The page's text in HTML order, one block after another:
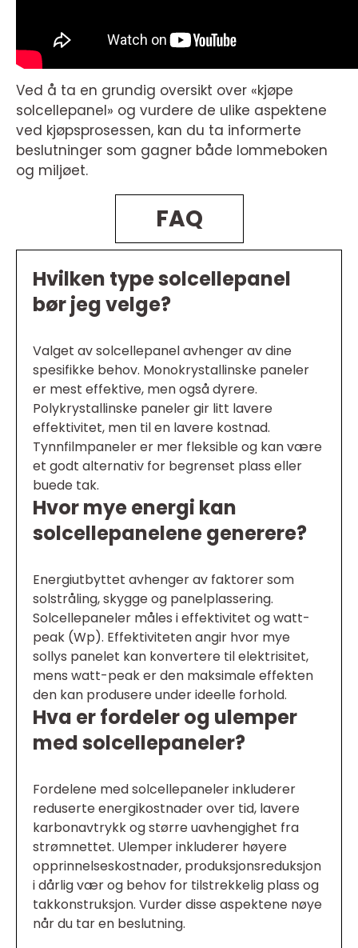
Ved å ta en grundig oversikt over «kjøpe
solcellepanel» og vurdere de ulike aspektene
ved kjøpsprosessen, kan du ta informerte
beslutninger som gagner både lommeboken
og miljøet.
FAQ
Hvilken type solcellepanel
bør jeg velge?
Valget av solcellepanel avhenger av dine
spesifikke behov. Monokrystallinske paneler
er mest effektive, men også dyrere.
Polykrystallinske paneler gir litt lavere
effektivitet, men til en lavere kostnad.
Tynnfilmpaneler er mer fleksible og kan være
et godt alternativ for begrenset plass eller
buede tak.
Hvor mye energi kan
solcellepanelene generere?
Energiutbyttet avhenger av faktorer som
solstråling, skygge og panelplassering.
Solcellepaneler måles i effektivitet og watt-
peak (Wp). Effektiviteten angir hvor mye
sollys panelet kan konvertere til elektrisitet,
mens watt-peak er den maksimale effekten
den kan produsere under ideelle forhold.
Hva er fordeler og ulemper
med solcellepaneler?
Fordelene med solcellepaneler inkluderer
reduserte energikostnader over tid, lavere
karbonavtrykk og større uavhengighet fra
strømnettet. Ulemper inkluderer høyere
opprinnelseskostnader, produksjonsreduksjon
i dårlig vær og behov for tilstrekkelig plass og
takkonstruksjon. Vurder disse aspektene nøye
når du tar en beslutning.